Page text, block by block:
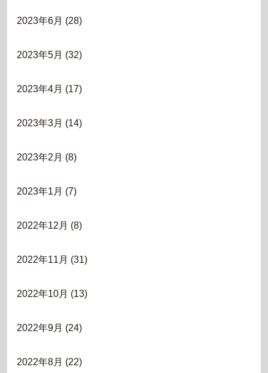
2023年6月 (28)
2023年5月 (32)
2023年4月 (17)
2023年3月 (14)
2023年2月 (8)
2023年1月 (7)
2022年12月 (8)
2022年11月 (31)
2022年10月 (13)
2022年9月 (24)
2022年8月 (22)